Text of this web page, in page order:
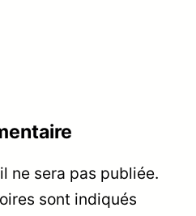
ne sera pas publiée.
sont indiqués